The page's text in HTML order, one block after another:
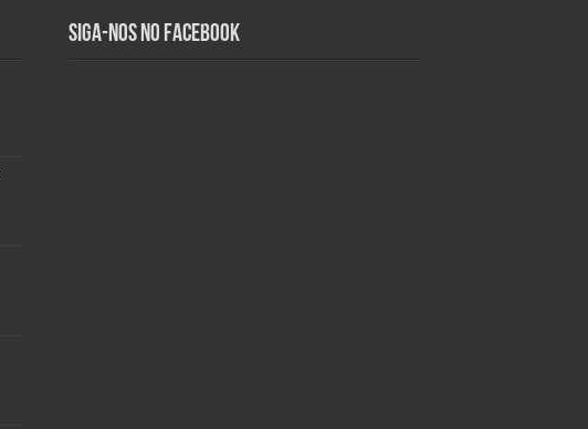
Siga-nos no Facebook